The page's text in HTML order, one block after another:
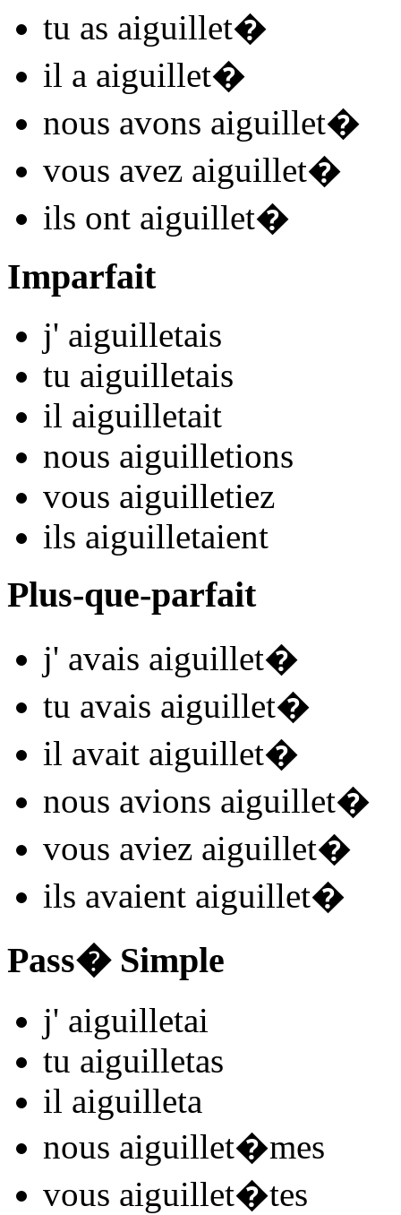
tu as aiguillet�
il a aiguillet�
nous avons aiguillet�
vous avez aiguillet�
ils ont aiguillet�
Imparfait
j' aiguilletais
tu aiguilletais
il aiguilletait
nous aiguilletions
vous aiguilletiez
ils aiguilletaient
Plus-que-parfait
j' avais aiguillet�
tu avais aiguillet�
il avait aiguillet�
nous avions aiguillet�
vous aviez aiguillet�
ils avaient aiguillet�
Pass� Simple
j' aiguilletai
tu aiguilletas
il aiguilleta
nous aiguillet�mes
vous aiguillet�tes